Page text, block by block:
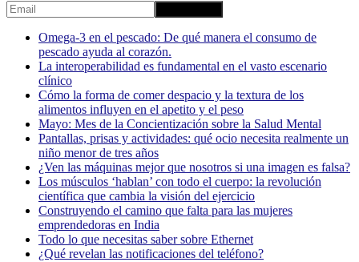
Omega-3 en el pescado: De qué manera el consumo de
pescado ayuda al corazón.
La interoperabilidad es fundamental en el vasto escenario
clínico
Cómo la forma de comer despacio y la textura de los
alimentos influyen en el apetito y el peso
Mayo: Mes de la Concientización sobre la Salud Mental
Pantallas, prisas y actividades: qué ocio necesita realmente un
niño menor de tres años
¿Ven las máquinas mejor que nosotros si una imagen es falsa?
Los músculos ‘hablan’ con todo el cuerpo: la revolución
científica que cambia la visión del ejercicio
Construyendo el camino que falta para las mujeres
emprendedoras en India
Todo lo que necesitas saber sobre Ethernet
¿Qué revelan las notificaciones del teléfono?